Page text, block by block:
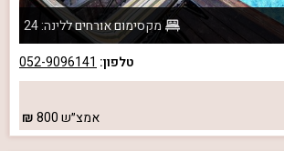
מקסימום אורחים ללינה: 24
טלפון: 052-9096141
אמצ״ש800